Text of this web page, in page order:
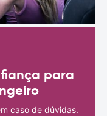
para
caso de dúvidas.